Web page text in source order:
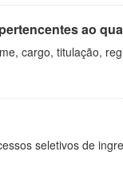
ao
cargo, titulação,
seletivos de